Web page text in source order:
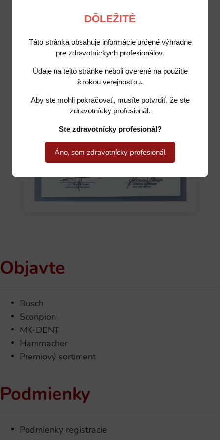
DÔLEŽITÉ
Táto stránka obsahuje informácie určené výhradne
pre zdravotníckych profesionálov.
Údaje na tejto stránke neboli overené na použitie
širokou verejnosťou.
Aby ste mohli pokračovať, musíte potvrdiť, že ste
zdravotnícky profesionál.
Ste zdravotnícky profesionál?
Áno, som zdravotnícky profesionál
Objavte
Busch
Scoripion
MK-DENT
Hammacher
Premiový sortiment
Podmienky
Podmienky registracie